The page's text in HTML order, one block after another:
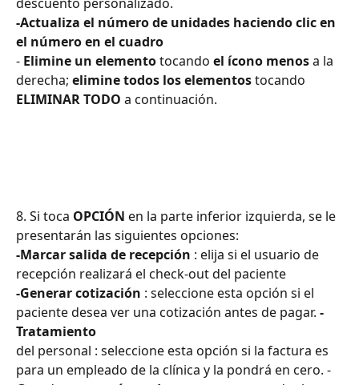
-Actualiza el número de unidades haciendo clic en
el número en el cuadro
- Elimine un elemento tocando el ícono menos a la
derecha; elimine todos los elementos tocando
ELIMINAR TODO a continuación.
8. Si toca OPCIÓN en la parte inferior izquierda, se le
presentarán las siguientes opciones:
-Marcar salida de recepción : elija si el usuario de
recepción realizará el check-out del paciente
-Generar cotización : seleccione esta opción si el
paciente desea ver una cotización antes de pagar. -
Tratamiento
del personal : seleccione esta opción si la factura es
para un empleado de la clínica y la pondrá en cero. -